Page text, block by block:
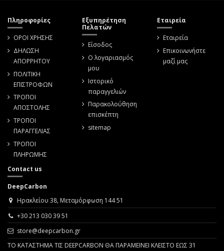
Πληροφορίες
ΟΡΟΙ ΧΡΗΣΗΣ
ΔΗΛΩΣΗ
ΑΠΟΡΡΗΤΟΥ
ΠΟΛΙΤΙΚΗ
ΕΠΙΣΤΡΟΦΩΝ
ΤΡΟΠΟΙ
ΑΠΟΣΤΟΛΗΣ
ΤΡΟΠΟΙ
ΠΑΡΑΓΓΕΛΙΑΣ
ΤΡΟΠΟΙ
ΠΛΗΡΩΜΗΣ
Εξυπηρέτηση
Πελατών
Είσοδος
Ο λογαριασμός
μου
Ιστορικό
παραγγελιών
Παρακολούθηση
επισκέπτη
sitemap
Εταιρεία
Εταιρεία
Επικοινωνήστε
μαζί μας
Contact us
DeepCarbon
Ηρακλείου 38, Μεταμόρφωση 144 51
+30 213 030 39 51
store@deepcarbon.gr
ΤΟ ΚΑΤΑΣΤΗΜΑ ΤΙΣ DEEPCARBON ΘΑ ΠΑΡΑΜΕΙΝΕΙ ΚΛΕΙΣΤΟ ΕΩΣ 31